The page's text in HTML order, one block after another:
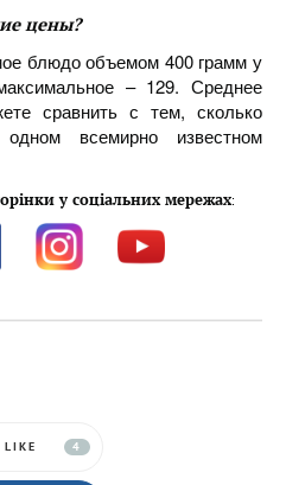
цены?
блюдо объемом 400 грамм у
– 129. Среднее
сравнить с тем, сколько
всемирно известном
у соціальних мережах:
LIKE 4